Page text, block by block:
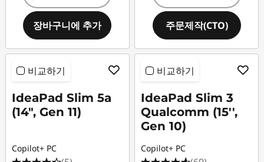
장바구니에 추가 주문제작(CTO)
비교하기
IdeaPad Slim 5a
(14", Gen 11)
Copilot+ PC
비교하기
IdeaPad Slim 3
Qualcomm (15'',
Gen 10)
Copilot+ PC